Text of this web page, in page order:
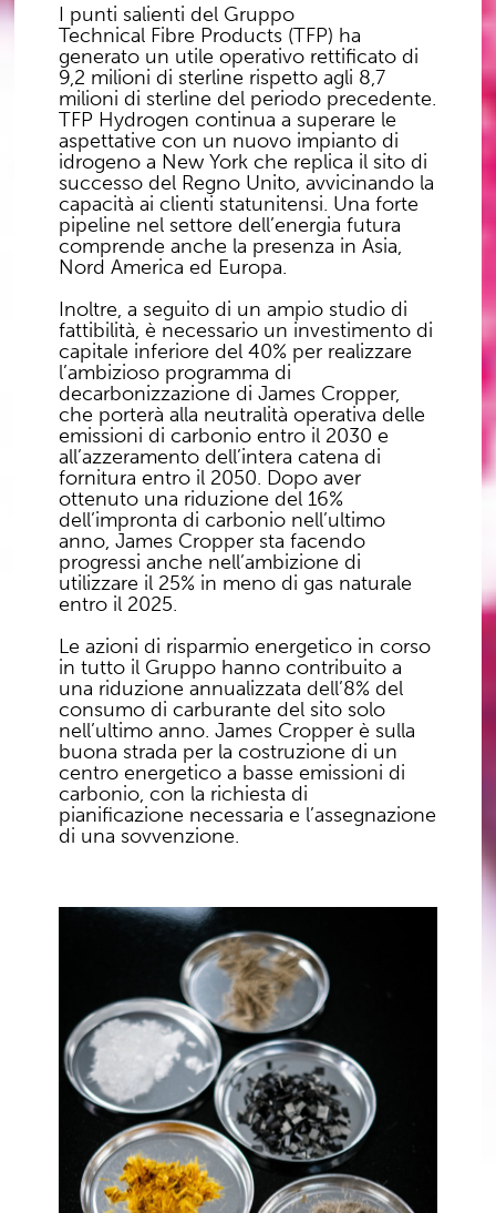
I punti salienti del Gruppo
Technical Fibre Products (TFP) ha
generato un utile operativo rettificato di
9,2 milioni di sterline rispetto agli 8,7
milioni di sterline del periodo precedente.
TFP Hydrogen continua a superare le
aspettative con un nuovo impianto di
idrogeno a New York che replica il sito di
successo del Regno Unito, avvicinando la
capacità ai clienti statunitensi. Una forte
pipeline nel settore dell’energia futura
comprende anche la presenza in Asia,
Nord America ed Europa.
Inoltre, a seguito di un ampio studio di
fattibilità, è necessario un investimento di
capitale inferiore del 40% per realizzare
l’ambizioso programma di
decarbonizzazione di James Cropper,
che porterà alla neutralità operativa delle
emissioni di carbonio entro il 2030 e
all’azzeramento dell’intera catena di
fornitura entro il 2050. Dopo aver
ottenuto una riduzione del 16%
dell’impronta di carbonio nell’ultimo
anno, James Cropper sta facendo
progressi anche nell’ambizione di
utilizzare il 25% in meno di gas naturale
entro il 2025.
Le azioni di risparmio energetico in corso
in tutto il Gruppo hanno contribuito a
una riduzione annualizzata dell’8% del
consumo di carburante del sito solo
nell’ultimo anno. James Cropper è sulla
buona strada per la costruzione di un
centro energetico a basse emissioni di
carbonio, con la richiesta di
pianificazione necessaria e l’assegnazione
di una sovvenzione.